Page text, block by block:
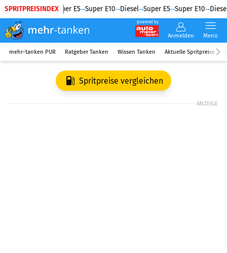
SPRITPREISINDEX
Diesel Super E5 Super E10 Diesel Super E5 Super E10 Diesel
powered by
Anmelden Menü
mehr-tanken PUR Ratgeber Tanken Wissen Tanken Aktuelle Spritpreise
Spritpreise vergleichen
ANZEIGE